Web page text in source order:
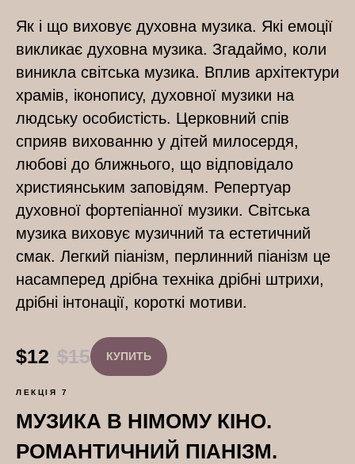
Як і що виховує духовна музика. Які емоції
викликає духовна музика. Згадаймо, коли
виникла світська музика. Вплив архітектури
храмів, іконопису, духовної музики на
людську особистість. Церковний спів
сприяв вихованню у дітей милосердя,
любові до ближнього, що відповідало
християнським заповідям. Репертуар
духовної фортепіанної музики. Світська
музика виховує музичний та естетичний
смак. Легкий піанізм, перлинний піанізм це
насамперед дрібна техніка дрібні штрихи,
дрібні інтонації, короткі мотиви.
$12 $15 КУПИТЬ
ЛЕКЦІЯ 7
МУЗИКА В НІМОМУ КІНО.
РОМАНТИЧНИЙ ПІАНІЗМ.